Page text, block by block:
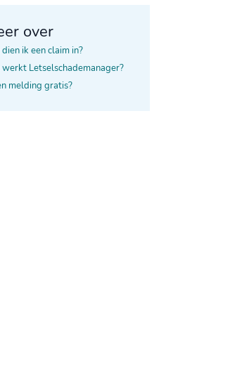
over
dien ik een claim in?
werkt Letselschademanager?
melding gratis?